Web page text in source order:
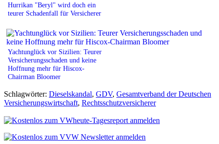
Hurrikan "Beryl" wird doch ein
teurer Schadenfall für Versicherer
Yachtunglück vor Sizilien: Teurer
Versicherungsschaden und keine
Hoffnung mehr für Hiscox-
Chairman Bloomer
Schlagwörter: Dieselskandal, GDV, Gesamtverband der Deutschen
Versicherungswirtschaft, Rechtsschutzversicherer